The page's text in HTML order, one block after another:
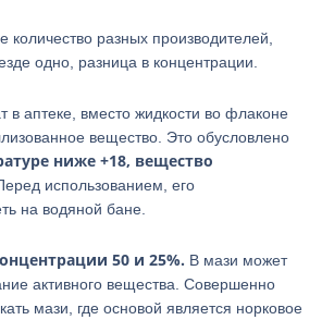
разных производителей,
одно, разница в концентрации.
в аптеке, вместо жидкости во флаконе
вещество. Это обусловлено
ниже +18, вещество
Перед использованием, его
на водяной бане.
50 и 25%. В мази может
активного вещества. Совершенно
мази, где основой является норковое